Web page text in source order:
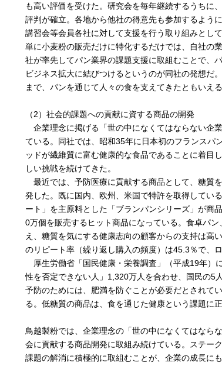
も高い評価を受けた。研究会を毎年継続するうちに
評判が確立。各地から他社の得意先も参加するよう
講習会等会員各社に対して支援を行う取り組みとして
単に小麦粉の販売だけに特化するだけでは、自社の
社が率先してパン業界の課題支援に取組むことで、
ビジネス拡大に結びつけるというのが同社の発想だ
まで、パンを通じて人々の食を支えてきたともいえる
（2）社会的課題への貢献に資する商品の開発
企業理念に掲げる「世の中になくてはならない企
ている。同社では、昭和35年に日本初のフランスパ
ッドが繊維質に富む健康的な食品であることに着目
しい挑戦を続けてきた。
最近では、予防医療に貢献する商品として、糖質
発した。既に国内、欧州、米国で特許を取得してい
ート」を主原料とした「ブランパンシリーズ」が商
0万個を販売するヒット商品になっている。食卓パ
え、糖質を気にする健康志向の顧客からの支持は高
のリピート率（繰り返し購入の頻度）は45.3％で、
厚生労働省「国民健康・栄養調査」（平成19年）
性を否定できない人」1,320万人を合わせ、国民の5
予防のためには、肥満を防ぐことが必要だとされて
る。低糖質の商品は、食を通じた健康という課題に
鳥越製粉では、企業理念の「世の中になくてはなら
会に貢献する商品開発に取組み続けている。ステー
課題の解消に積極的に取組むことが、企業の成長に